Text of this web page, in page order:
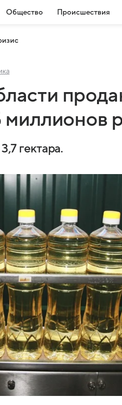
Общество Происшествия
миллионов
гектара.